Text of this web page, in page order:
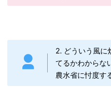
2. どういう風に
てるかわからな
農水省に忖度す